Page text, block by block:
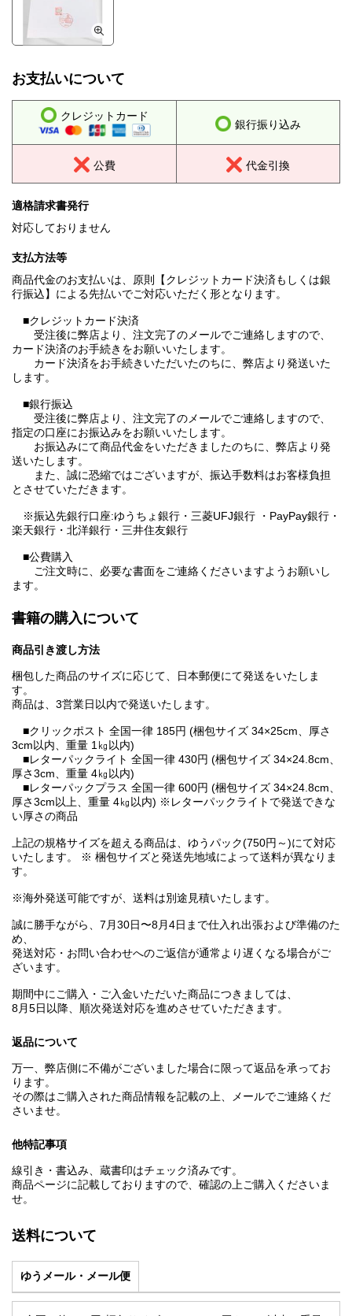
お支払いについて
クレジットカード
銀行振り込み
公費 代金引換
適格請求書発行
対応しておりません
支払方法等
商品代金のお支払いは、原則【クレジットカード決済もしくは銀
行振込】による先払いでご対応いただく形となります。
■クレジットカード決済
受注後に弊店より、注文完了のメールでご連絡しますので、
カード決済のお手続きをお願いいたします。
カード決済をお手続きいただいたのちに、弊店より発送いた
します。
■銀行振込
受注後に弊店より、注文完了のメールでご連絡しますので、
指定の口座にお振込みをお願いいたします。
お振込みにて商品代金をいただきましたのちに、弊店より発
送いたします。
また、誠に恐縮ではございますが、振込手数料はお客様負担
とさせていただきます。
※振込先銀行口座:ゆうちょ銀行・三菱UFJ銀行 ・PayPay銀行・
楽天銀行・北洋銀行・三井住友銀行
■公費購入
ご注文時に、必要な書面をご連絡くださいますようお願いし
ます。
書籍の購入について
商品引き渡し方法
梱包した商品のサイズに応じて、日本郵便にて発送をいたしま
す。
商品は、3営業日以内で発送いたします。
■クリックポスト 全国一律 185円 (梱包サイズ 34×25cm、厚さ
3cm以内、重量 1㎏以内)
■レターパックライト 全国一律 430円 (梱包サイズ 34×24.8cm、
厚さ3cm、重量 4㎏以内)
■レターパックプラス 全国一律 600円 (梱包サイズ 34×24.8cm、
厚さ3cm以上、重量 4㎏以内) ※レターパックライトで発送できな
い厚さの商品
上記の規格サイズを超える商品は、ゆうパック(750円～)にて対応
いたします。 ※ 梱包サイズと発送先地域によって送料が異なりま
す。
※海外発送可能ですが、送料は別途見積いたします。
誠に勝手ながら、7月30日〜8月4日まで仕入れ出張および準備のた
め、
発送対応・お問い合わせへのご返信が通常より遅くなる場合がご
ざいます。
期間中にご購入・ご入金いただいた商品につきましては、
8月5日以降、順次発送対応を進めさせていただきます。
返品について
万一、弊店側に不備がございました場合に限って返品を承ってお
ります。
その際はご購入された商品情報を記載の上、メールでご連絡くだ
さいませ。
他特記事項
線引き・書込み、蔵書印はチェック済みです。
商品ページに記載しておりますので、確認の上ご購入くださいま
せ。
送料について
ゆうメール・メール便